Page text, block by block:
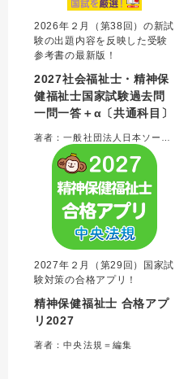
2026年２月（第38回）の新試
験の出題内容を反映した受験
参考書の最新版！
2027社会福祉士・精神保
健福祉士国家試験過去問
一問一答＋α〔共通科目〕
2027年２月（第29回）国家試
験対策の合格アプリ！
精神保健福祉士 合格アプ
リ2027
著者：中央法規＝編集